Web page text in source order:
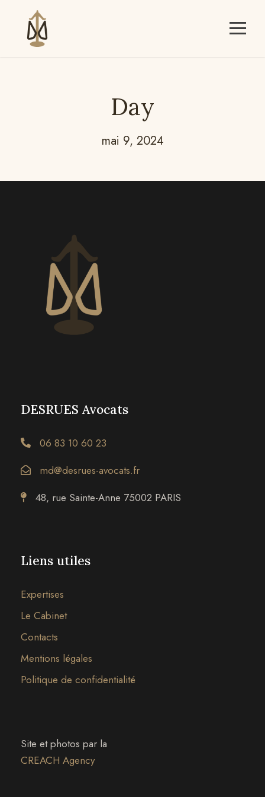
Day
mai 9, 2024
DESRUES Avocats
06 83 10 60 23
md@desrues-avocats.fr
48, rue Sainte-Anne 75002 PARIS
Liens utiles
Expertises
Le Cabinet
Contacts
Mentions légales
Politique de confidentialité
Site et photos par la
CREACH Agency